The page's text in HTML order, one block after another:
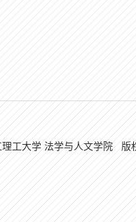
工大学 法学与人文学院